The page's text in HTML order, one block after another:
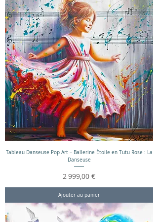
Tableau Danseuse Pop Art – Ballerine Étoile en Tutu Rose : La
Danseuse
Prix
2 999,00 €
Ajouter au panier